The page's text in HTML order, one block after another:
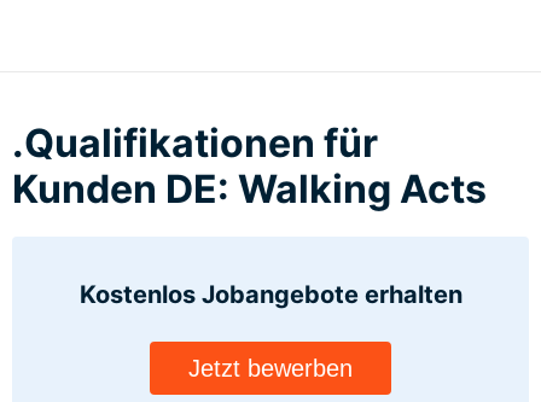
.Qualifikationen für
Kunden DE: Walking Acts
Kostenlos Jobangebote erhalten
Jetzt bewerben